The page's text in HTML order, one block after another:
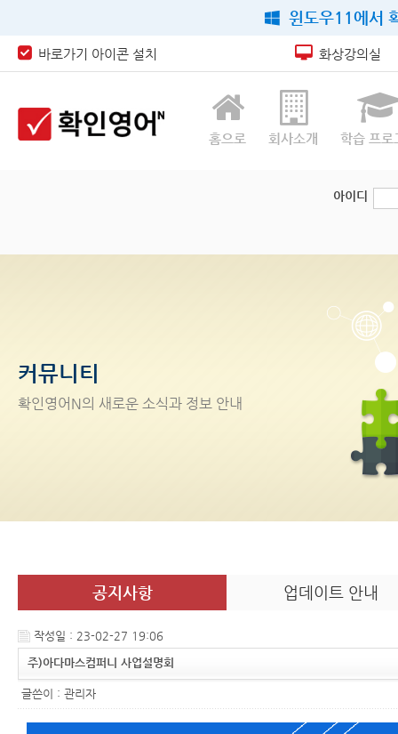
윈도우11에서
바로가기 아이콘 설치 화상강의실
홈으로 회사소개 학습 프로
아이디
커뮤니티
확인영어 N의 새로운 소식과 정보 안내
공지사항 업데이트 안내
작성일 : 23-02-27 19:06
주)아다마스컴퍼니 사업설명회
글쓴이 : 관리자